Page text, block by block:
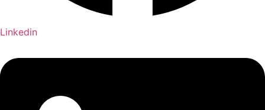
Linkedin